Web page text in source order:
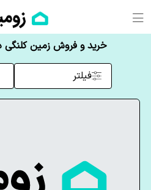
خرید و فروش زمین کلنگی
فیلتر